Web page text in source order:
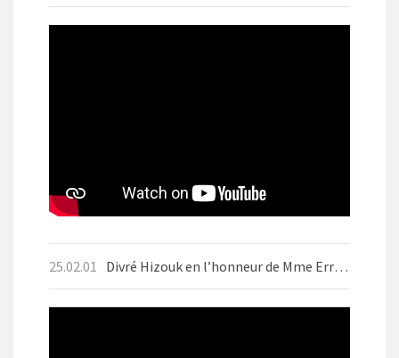
25.02.01 Divré Hizouk en l’honneur de Mme Errera ז״ל Motsaei Chabbat BO 1er Fevrier 2025